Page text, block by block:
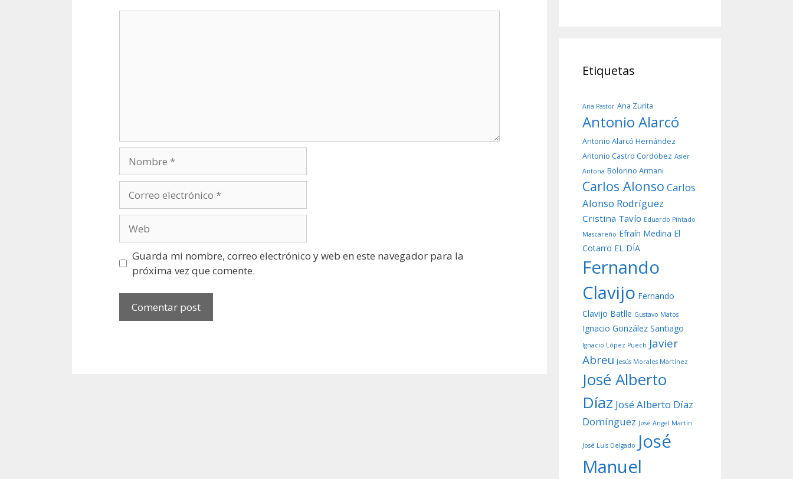
electrónico
Guarda mi nombre, correo electrónico y web en este navegador para la
próxima vez que comente.
Etiquetas
Ana Pastor Ana Zurita
Antonio Alarcó
Antonio Alarcó Hernández
Antonio Castro Cordobez Asier
Antona Bolorino Armani
Carlos Alonso Carlos
Alonso Rodríguez
Cristina Tavío Eduardo Pintado
Mascareño Efraín Medina El
Cotarro EL DÍA
Fernando
Clavijo Fernando
Clavijo Batlle Gustavo Matos
Ignacio González Santiago
Ignacio López Puech Javier
Abreu Jesús Morales Martínez
José Alberto
Díaz José Alberto Díaz
Domínguez José Angel Martín
José Luis Delgado José
Manuel